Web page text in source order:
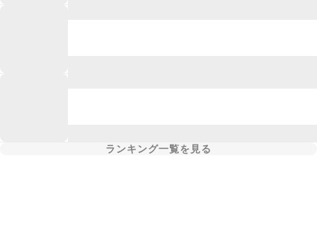
ランキング一覧を見る